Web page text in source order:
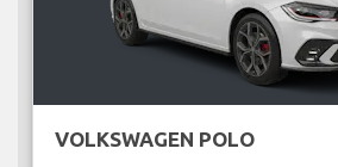
VOLKSWAGEN POLO